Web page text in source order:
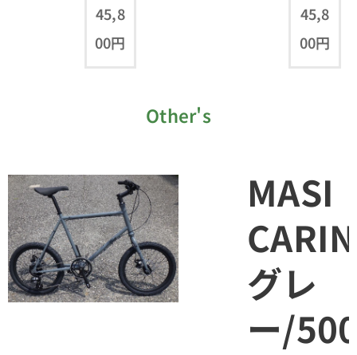
45,8
00円
45,8
00円
Other's
MASI
グレ
ー/